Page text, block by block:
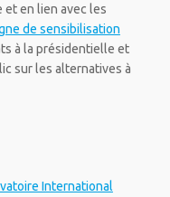
et en lien avec les
de sensibilisation
à la présidentielle et
sur les alternatives à
International